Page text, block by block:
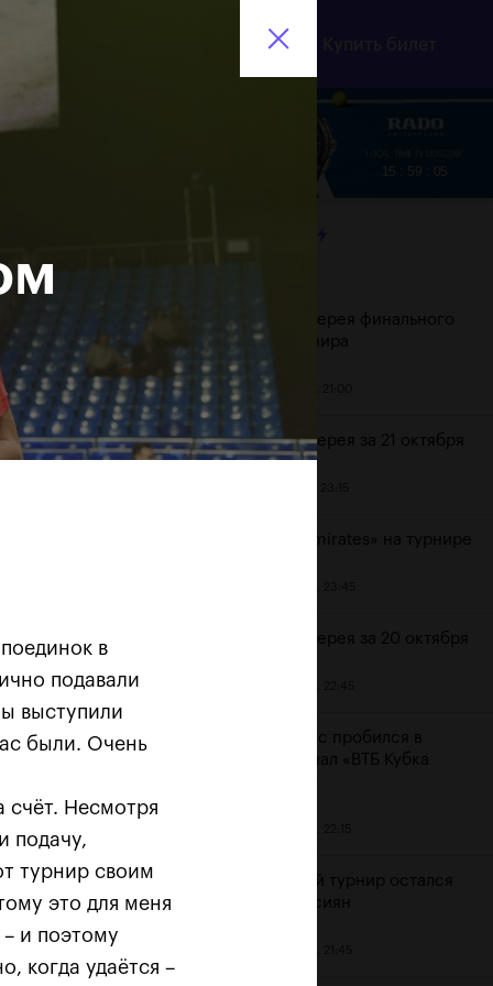
15 : 59 : 07
Фотогалерея финального
дня турнира
22 октября, 21:00
Фотогалерея за 21 октября
День «Emirates» на турнире
Фотогалерея за 20 октября
Беранкис пробился в
полуфинал «ВТБ Кубка
Мужской турнир остался
без россиян
Дата
Джаред… instagram.com/p/BbOggd9HM2G/
в
подавали
выступили
были. Очень
счёт. Несмотря
подачу,
турнир своим
это для меня
и поэтому
когда удаётся –